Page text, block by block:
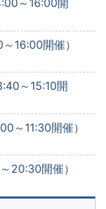
～16:00開
16:00開催）
～15:10開
～11:30開催）
20:30開催）